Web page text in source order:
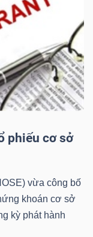
phiếu cơ sở
vừa công bố
khoán cơ sở
kỳ phát hành